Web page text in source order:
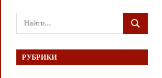
Поиск
для:
ПОИСК
РУБРИКИ